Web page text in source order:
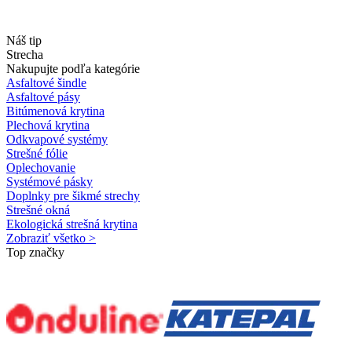
Náš tip
Strecha
Nakupujte podľa kategórie
Asfaltové šindle
Asfaltové pásy
Bitúmenová krytina
Plechová krytina
Odkvapové systémy
Strešné fólie
Oplechovanie
Systémové pásky
Doplnky pre šikmé strechy
Strešné okná
Ekologická strešná krytina
Zobraziť všetko >
Top značky